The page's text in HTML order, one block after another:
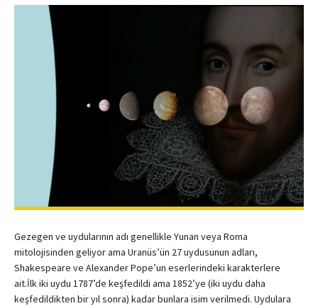
Gezegen ve uydularının adı genellikle Yunan veya Roma
mitolojisinden geliyor ama Uranüs’ün 27 uydusunun adları,
Shakespeare ve Alexander Pope’un eserlerindeki karakterlere
ait.İlk iki uydu 1787’de keşfedildi ama 1852’ye (iki uydu daha
keşfedildikten bir yıl sonra) kadar bunlara isim verilmedi. Uydulara